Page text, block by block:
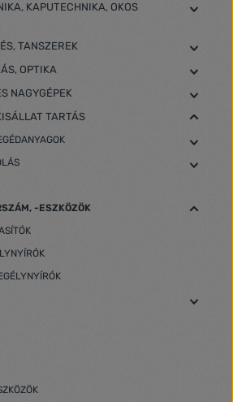
KAPUTECHNIKA, OKOS
TANSZEREK
OPTIKA
NAGYGÉPEK
TARTÁS
-ESZKÖZÖK